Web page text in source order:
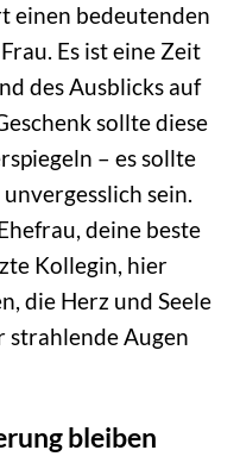
einen bedeutenden
Es ist eine Zeit
des Ausblicks auf
sollte diese
– es sollte
sein.
deine beste
Kollegin, hier
die Herz und Seele
Augen
bleiben